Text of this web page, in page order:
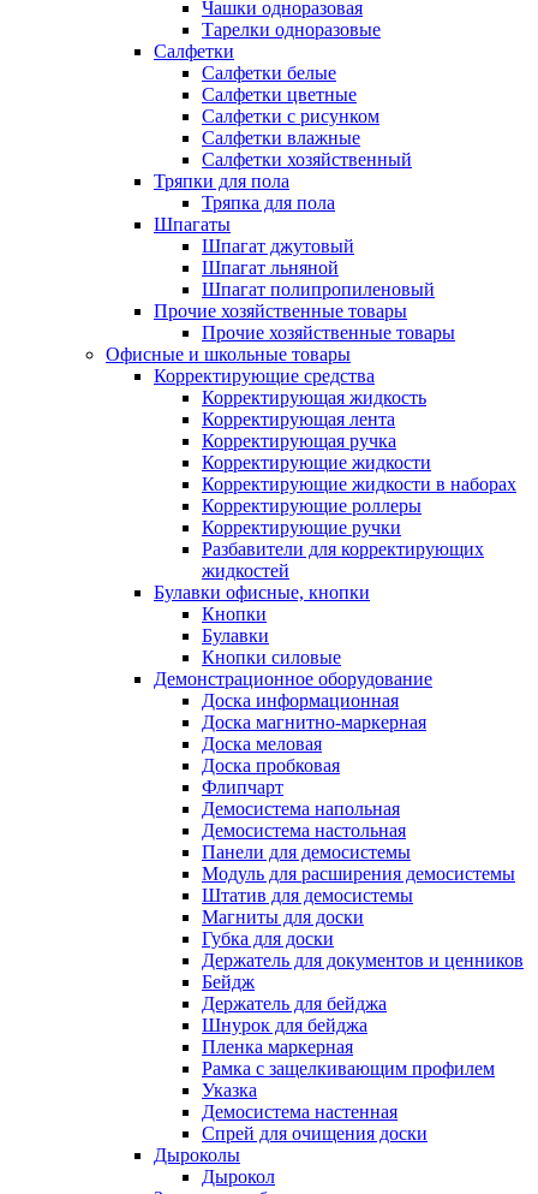
Чашки одноразовая
Тарелки одноразовые
Салфетки
Салфетки белые
Салфетки цветные
Салфетки с рисунком
Салфетки влажные
Салфетки хозяйственный
Тряпки для пола
Тряпка для пола
Шпагаты
Шпагат джутовый
Шпагат льняной
Шпагат полипропиленовый
Прочие хозяйственные товары
Прочие хозяйственные товары
Офисные и школьные товары
Корректирующие средства
Корректирующая жидкость
Корректирующая лента
Корректирующая ручка
Корректирующие жидкости
Корректирующие жидкости в наборах
Корректирующие роллеры
Корректирующие ручки
Разбавители для корректирующих
жидкостей
Булавки офисные, кнопки
Кнопки
Булавки
Кнопки силовые
Демонстрационное оборудование
Доска информационная
Доска магнитно-маркерная
Доска меловая
Доска пробковая
Флипчарт
Демосистема напольная
Демосистема настольная
Панели для демосистемы
Модуль для расширения демосистемы
Штатив для демосистемы
Магниты для доски
Губка для доски
Держатель для документов и ценников
Бейдж
Держатель для бейджа
Шнурок для бейджа
Пленка маркерная
Рамка с защелкивающим профилем
Указка
Демосистема настенная
Спрей для очищения доски
Дыроколы
Дырокол